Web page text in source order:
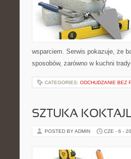
wsparciem. Serwis pokazuje, że
sposobów, zarówno w kuchni
CATEGORIES: ODCHUDZANIE BEZ
SZTUKA
POSTED BY ADMIN CZE - 6 -